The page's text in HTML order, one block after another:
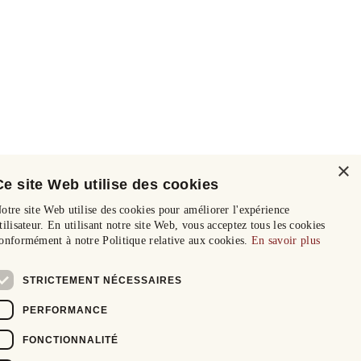
×
site Web utilise des cookies
site Web utilise des cookies pour améliorer l'expérience
En utilisant notre site Web, vous acceptez tous les cookies
à notre Politique relative aux cookies. En savoir plus
STRICTEMENT NÉCESSAIRES
PERFORMANCE
FONCTIONNALITÉ